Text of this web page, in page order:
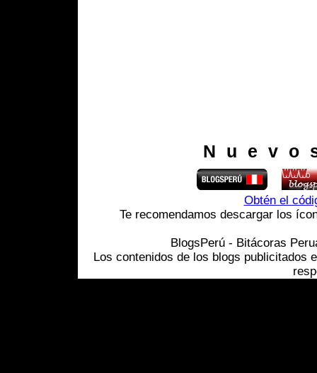
Obtén el
Te recomendamos descargar los
BlogsPerú - Bitácoras
Los contenidos de los blogs publicitados